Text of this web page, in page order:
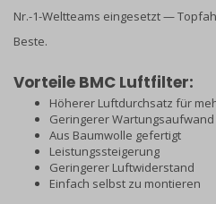
Nr.-1-Weltteams eingesetzt —
Beste.
Vorteile BMC Luftfilter:
Höherer Luftdurchsatz für
Geringerer
Aus Baumwolle gefertigt
Leistungssteigerung
Geringerer Luftwiderstand
Einfach selbst zu montieren